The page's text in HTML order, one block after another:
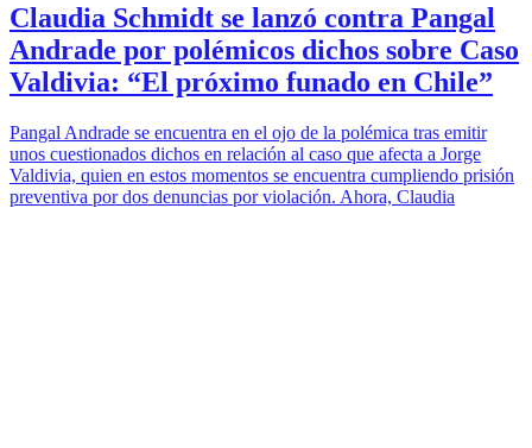
Claudia Schmidt se lanzó contra Pangal
Andrade por polémicos dichos sobre Caso
Valdivia: “El próximo funado en Chile”
Pangal Andrade se encuentra en el ojo de la polémica tras emitir
unos cuestionados dichos en relación al caso que afecta a Jorge
Valdivia, quien en estos momentos se encuentra cumpliendo prisión
preventiva por dos denuncias por violación. Ahora, Claudia